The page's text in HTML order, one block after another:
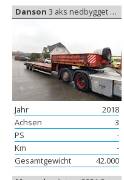
Danson 3 aks nedbygget trailer, Niedriggebauteanhänger
Jahr
2018
Achsen
3
PS
-
Km
-
Gesamtgewicht
42.000